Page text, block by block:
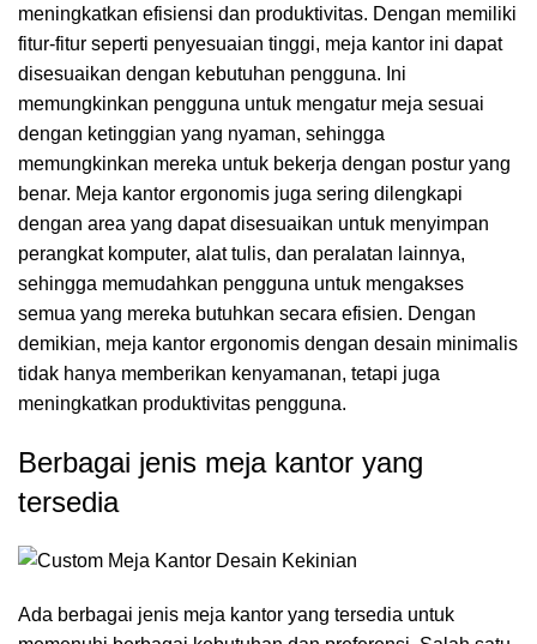
meningkatkan efisiensi dan produktivitas. Dengan memiliki
fitur-fitur seperti penyesuaian tinggi, meja kantor ini dapat
disesuaikan dengan kebutuhan pengguna. Ini
memungkinkan pengguna untuk mengatur meja sesuai
dengan ketinggian yang nyaman, sehingga
memungkinkan mereka untuk bekerja dengan postur yang
benar. Meja kantor ergonomis juga sering dilengkapi
dengan area yang dapat disesuaikan untuk menyimpan
perangkat komputer, alat tulis, dan peralatan lainnya,
sehingga memudahkan pengguna untuk mengakses
semua yang mereka butuhkan secara efisien. Dengan
demikian, meja kantor ergonomis dengan desain minimalis
tidak hanya memberikan kenyamanan, tetapi juga
meningkatkan produktivitas pengguna.
Berbagai jenis meja kantor yang
tersedia
Ada berbagai jenis meja kantor yang tersedia untuk